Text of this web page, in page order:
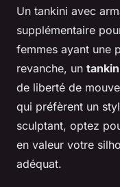
Un tankini avec
supplémentaire
femmes ayant une
revanche, un
de liberté de
qui préfèrent un
sculptant, optez
en valeur votre
adéquat.